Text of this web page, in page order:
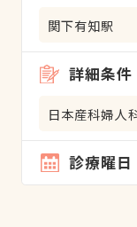
関下有知駅
詳細条件
日本産科婦人
診療曜日